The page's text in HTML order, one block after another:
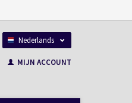
Nederlands
MIJN ACCOUNT